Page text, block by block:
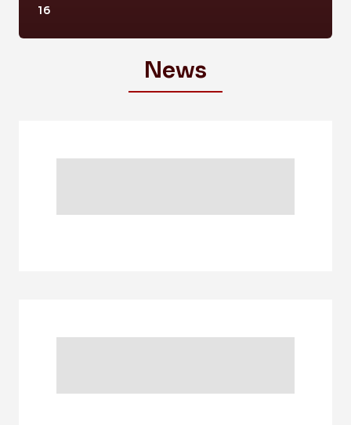
16
News